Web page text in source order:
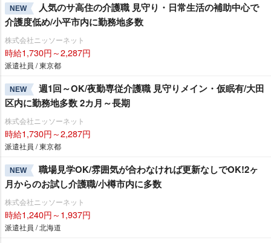
NEW
人気のサ高住の介護職 見守り・日常生活の補助中心で
介護度低め/小平市内に勤務地多数
株式会社ニッソーネット
時給1,730円～2,287円
派遣社員 / 東京都
NEW
週1回～OK/夜勤専従介護職 見守りメイン・仮眠有/大田
区内に勤務地多数 2カ月～長期
株式会社ニッソーネット
時給1,730円～2,287円
派遣社員 / 東京都
NEW
職場見学OK/雰囲気が合わなければ更新なしでOK!2ヶ
月からのお試し介護職/小樽市内に多数
株式会社ニッソーネット
時給1,240円～1,937円
派遣社員 / 北海道